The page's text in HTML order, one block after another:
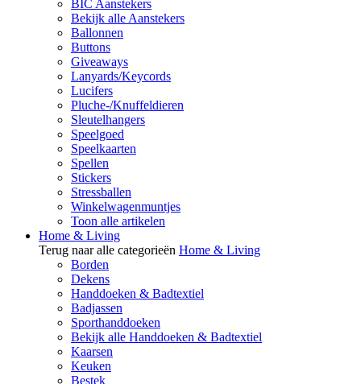
BIC Aanstekers
Bekijk alle Aanstekers
Ballonnen
Buttons
Giveaways
Lanyards/Keycords
Lucifers
Pluche-/Knuffeldieren
Sleutelhangers
Speelgoed
Speelkaarten
Spellen
Stickers
Stressballen
Winkelwagenmuntjes
Toon alle artikelen
Home & Living
Terug naar alle categorieën Home & Living
Borden
Dekens
Handdoeken & Badtextiel
Badjassen
Sporthanddoeken
Bekijk alle Handdoeken & Badtextiel
Kaarsen
Keuken
Bestek